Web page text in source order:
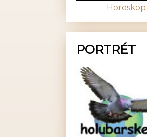
Horoskop
PORTRÉT